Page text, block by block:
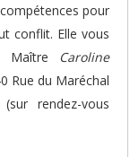
pour
conflit. Elle vous
Maître
Caroline
Rue du Maréchal
rendez-vous